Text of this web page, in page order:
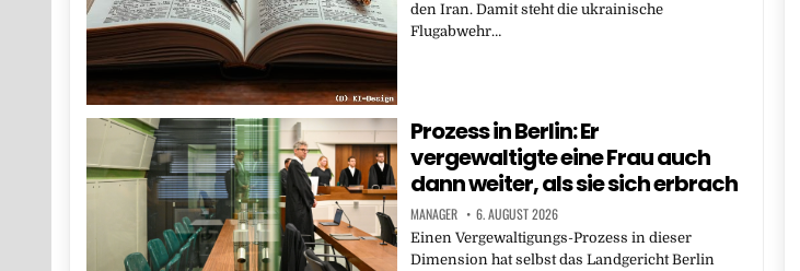
den Iran. Damit steht die ukrainische
Flugabwehr…
Prozess in Berlin: Er
vergewaltigte eine Frau auch
dann weiter, als sie sich erbrach
MANAGER 6. AUGUST 2026
Einen Vergewaltigungs-Prozess in dieser
Dimension hat selbst das Landgericht Berlin